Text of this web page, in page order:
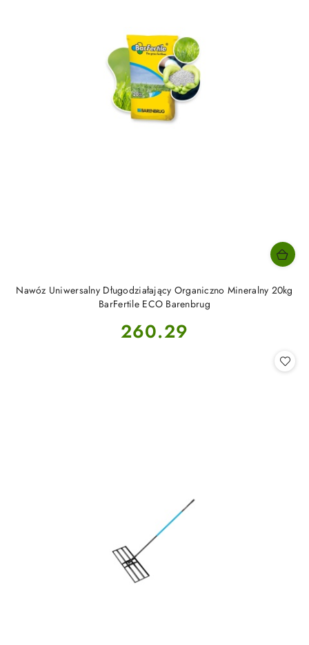
Nawóz Uniwersalny Długodziałający Organiczno Mineralny 20kg
BarFertile ECO Barenbrug
Cena:
260.29